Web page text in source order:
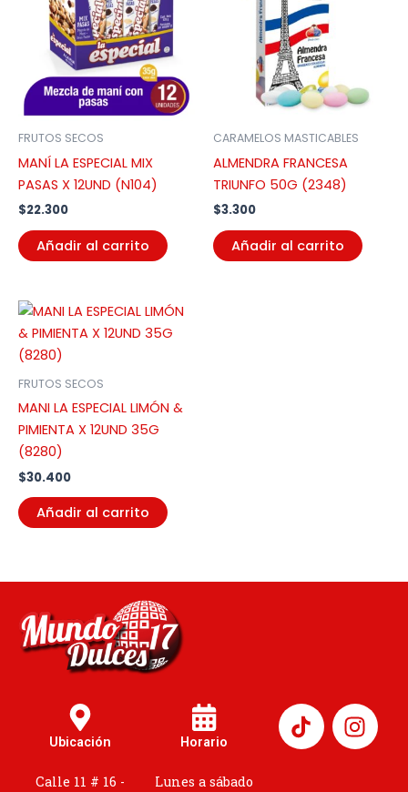
FRUTOS SECOS
MANÍ LA ESPECIAL MIX
PASAS X 12UND (N104)
$22.300
Añadir al carrito
CARAMELOS MASTICABLES
ALMENDRA FRANCESA
TRIUNFO 50G (2348)
$3.300
Añadir al carrito
FRUTOS SECOS
MANI LA ESPECIAL LIMÓN &
PIMIENTA X 12UND 35G
(8280)
$30.400
Añadir al carrito
Ubicación
Calle 11 # 16 -
Horario
Lunes a sábado
I
n
s